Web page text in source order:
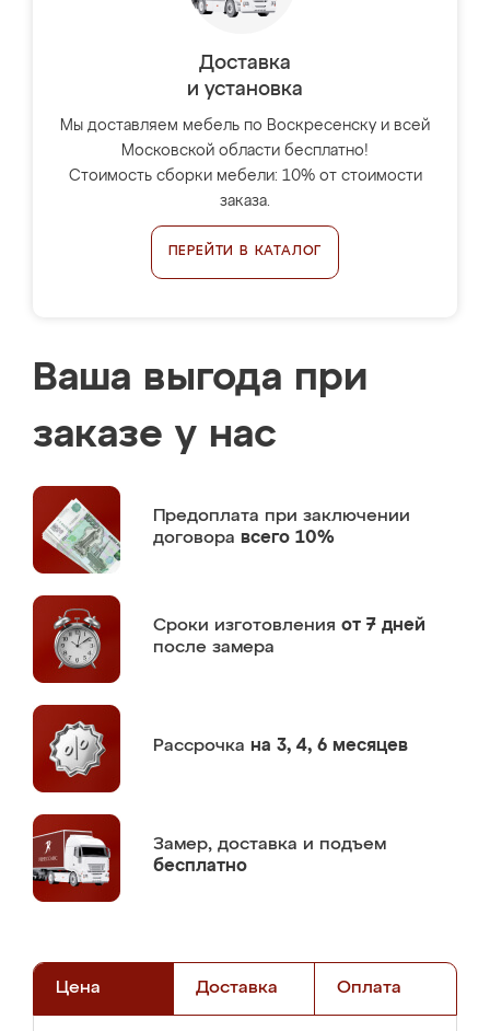
Доставка
и установка
Мы доставляем мебель по Воскресенску и всей
Московской области бесплатно!
Стоимость сборки мебели: 10% от стоимости
заказа.
ПЕРЕЙТИ В КАТАЛОГ
Ваша выгода при
заказе у нас
Предоплата при заключении
договора всего 10%
Сроки изготовления от 7 дней
после замера
Рассрочка на 3, 4, 6 месяцев
Замер, доставка и подъем
бесплатно
Цена Доставка Оплата